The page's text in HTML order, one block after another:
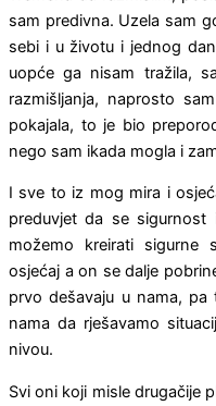
sam predivna. Uzela sam
sebi i u životu i jednog
uopće ga nisam tražila,
razmišljanja, naprosto
pokajala, to je bio
nego sam ikada mogla i
I sve to iz mog mira i
preduvjet da se
možemo kreirati sigurne
osjećaj a on se dalje
prvo dešavaju u nama,
nama da rješavamo
nivou.
Svi oni koji misle drugačije